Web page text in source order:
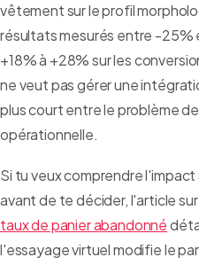
vêtement sur le profil
résultats mesurés entre -
+18% à +28% sur les
ne veut pas gérer une
plus court entre le problème
opérationnelle.
Si tu veux comprendre
avant de te décider, l'article sur
taux de panier abandonné
l'essayage virtuel modifie le